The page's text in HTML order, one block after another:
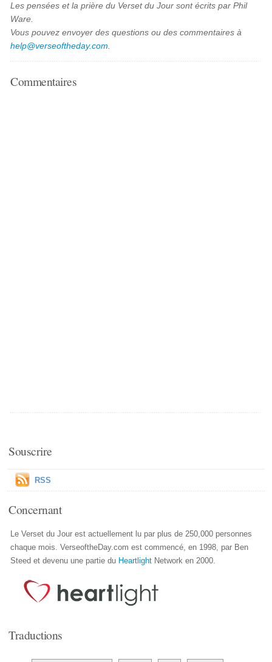
Les pensées et la prière du Verset du Jour sont écrits par Phil
Ware.
Vous pouvez envoyer des questions ou des commentaires à
help@verseoftheday.com
Commentaires
Souscrire
RSS
Concernant
Le Verset du Jour est actuellement lu par plus de 250,000 personnes
chaque mois. VerseoftheDay.com est commencé, en 1998, par Ben
Steed et devenu une partie du Heartlight Network en 2000.
Traductions